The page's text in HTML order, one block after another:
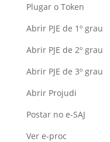
Plugar o Token
Abrir PJE de 1º grau
Abrir PJE de 2º grau
Abrir PJE de 3º grau
Abrir Projudi
Postar no e-SAJ
Ver e-proc